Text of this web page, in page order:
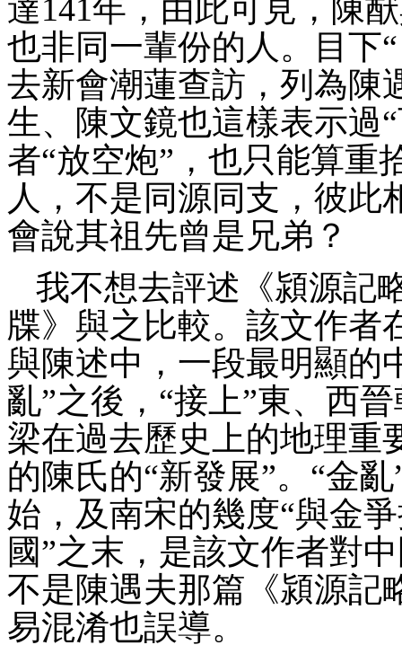
達141年，由此可見， 陳
也非同一輩份的人。目下
去新會潮蓮查訪，列為陳
生、陳文鏡也這樣表示過
者“放空炮”，也只能算重
人，不是同源同支，彼此
會說其祖先曾是兄弟？
我不想去評述 《潁源記
牒》與之比較。該文作者
與陳述中，一段最明顯的
亂”之後，“接上”東、西
梁在過去歷史上的地理重
的陳氏的“新發展”。“金
始，及南宋的幾度“與金
國”之末，是該文作者對
不是陳遇夫那篇《潁源記
易混淆也誤導。